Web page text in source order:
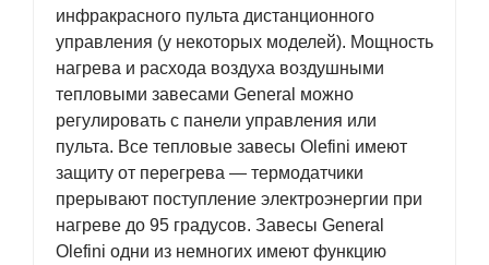
инфракрасного пульта дистанционного
управления (у некоторых моделей). Мощность
нагрева и расхода воздуха воздушными
тепловыми завесами General можно
регулировать с панели управления или
пульта. Все тепловые завесы Olefini имеют
защиту от перегрева — термодатчики
прерывают поступление электроэнергии при
нагреве до 95 градусов. Завесы General
Olefini одни из немногих имеют функцию